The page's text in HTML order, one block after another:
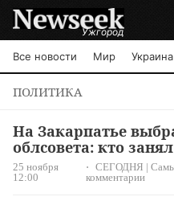
Ужгород
Все новости Мир Украина
ПОЛИТИКА
На Закарпатье
облсовета: кто
25 ноября
12:00
СЕГОДНЯ |
комментарии